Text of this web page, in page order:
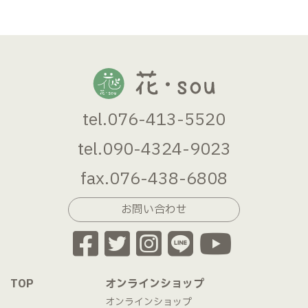
tel.076-413-5520
tel.090-4324-9023
fax.076-438-6808
お問い合わせ
TOP
オンラインショップ
オンラインショップ